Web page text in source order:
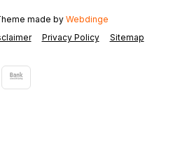
Privacy Policy Sitemap
made by Webdinge